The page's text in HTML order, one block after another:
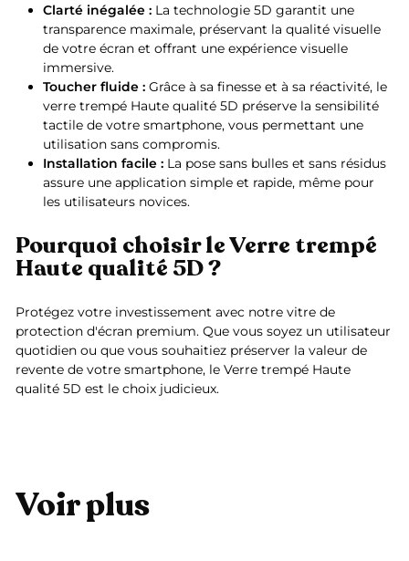
Clarté inégalée : La technologie 5D garantit une
transparence maximale, préservant la qualité visuelle
de votre écran et offrant une expérience visuelle
immersive.
Toucher fluide : Grâce à sa finesse et à sa réactivité, le
verre trempé Haute qualité 5D préserve la sensibilité
tactile de votre smartphone, vous permettant une
utilisation sans compromis.
Installation facile : La pose sans bulles et sans résidus
assure une application simple et rapide, même pour
les utilisateurs novices.
Pourquoi choisir le Verre trempé
Haute qualité 5D ?
Protégez votre investissement avec notre vitre de
protection d'écran premium. Que vous soyez un utilisateur
quotidien ou que vous souhaitiez préserver la valeur de
revente de votre smartphone, le Verre trempé Haute
qualité 5D est le choix judicieux.
Voir plus